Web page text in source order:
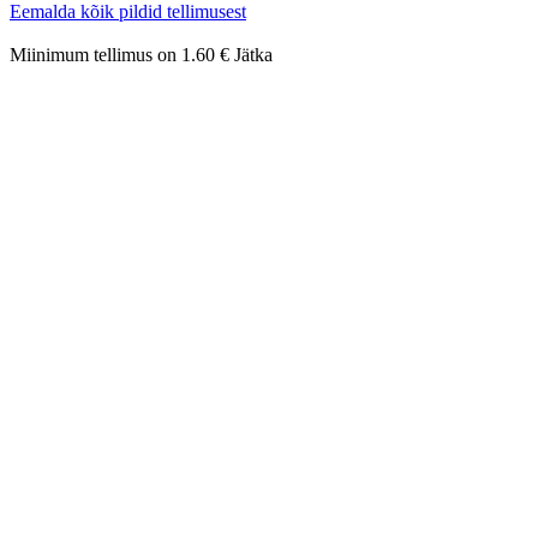
Eemalda kõik pildid tellimusest
Miinimum tellimus on 1.60 € Jätka